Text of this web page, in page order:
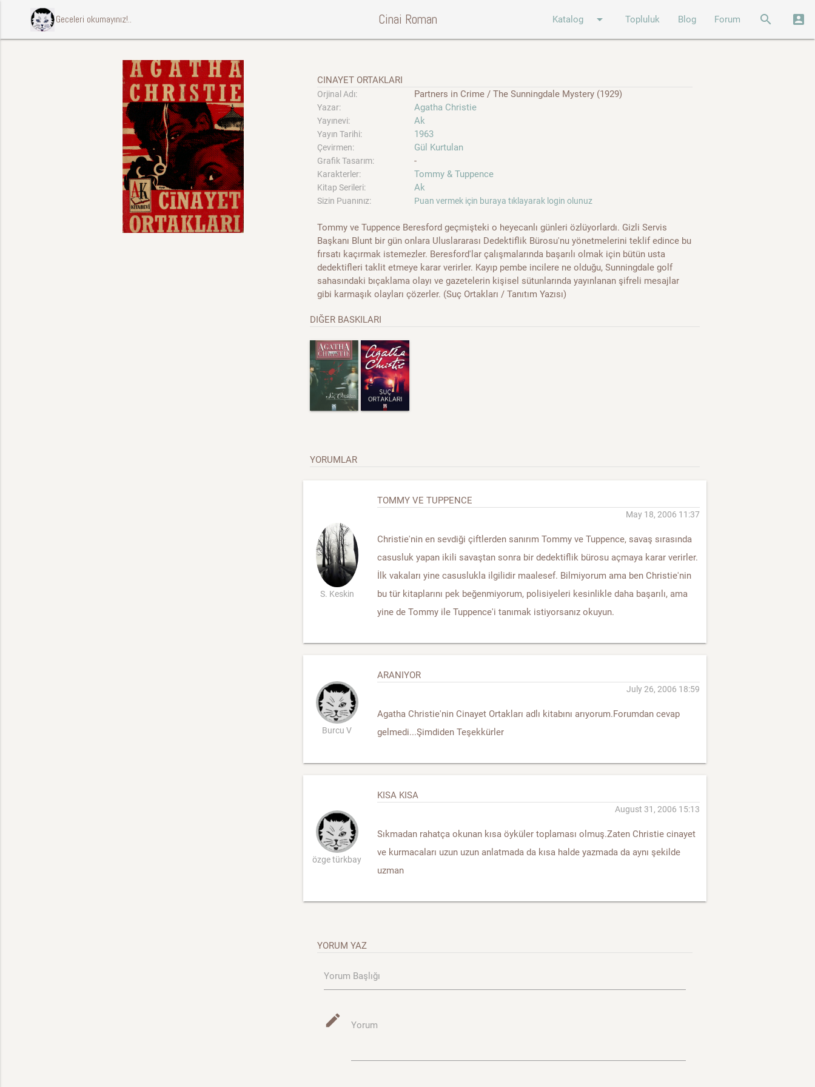
ccccci Geceleri okumayınız!.. Cinai Roman Katalog arrow_drop_down Topluluk Blog Forum search account_box
CINAYET ORTAKLARI
Orjinal Adı: Partners in Crime / The Sunningdale Mystery (1929)
Yazar: Agatha Christie
Yayınevi: Ak
Yayın Tarihi: 1963
Çevirmen: Gül Kurtulan
Grafik Tasarım: -
Karakterler: Tommy & Tuppence
Kitap Serileri: Ak
Sizin Puanınız: Puan vermek için buraya tıklayarak login olunuz
Tommy ve Tuppence Beresford geçmişteki o heyecanlı günleri özlüyorlardı. Gizli Servis
Başkanı Blunt bir gün onlara Uluslararası Dedektiflik Bürosu'nu yönetmelerini teklif edince bu
fırsatı kaçırmak istemezler. Beresford'lar çalışmalarında başarılı olmak için bütün usta
dedektifleri taklit etmeye karar verirler. Kayıp pembe incilere ne olduğu, Sunningdale golf
sahasındaki bıçaklama olayı ve gazetelerin kişisel sütunlarında yayınlanan şifreli mesajlar
gibi karmaşık olayları çözerler. (Suç Ortakları / Tanıtım Yazısı)
DIĞER BASKILARI
YORUMLAR
S. Keskin
TOMMY VE TUPPENCE
May 18, 2006 11:37
Christie'nin en sevdiği çiftlerden sanırım Tommy ve Tuppence, savaş sırasında
casusluk yapan ikili savaştan sonra bir dedektiflik bürosu açmaya karar verirler.
İlk vakaları yine casuslukla ilgilidir maalesef. Bilmiyorum ama ben Christie'nin
bu tür kitaplarını pek beğenmiyorum, polisiyeleri kesinlikle daha başarılı, ama
yine de Tommy ile Tuppence'i tanımak istiyorsanız okuyun.
Burcu V
ARANIYOR
July 26, 2006 18:59
Agatha Christie'nin Cinayet Ortakları adlı kitabını arıyorum.Forumdan cevap
gelmedi...Şimdiden Teşekkürler
özge türkbay
KISA KISA
August 31, 2006 15:13
Sıkmadan rahatça okunan kısa öyküler toplaması olmuş.Zaten Christie cinayet
ve kurmacaları uzun uzun anlatmada da kısa halde yazmada da aynı şekilde
uzman
YORUM YAZ
Yorum Başlığı
mode_edit Yorum